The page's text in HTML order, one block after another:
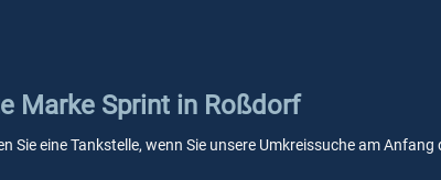
Marke Sprint in Roßdorf
eine Tankstelle, wenn Sie unsere Umkreissuche am Anfang